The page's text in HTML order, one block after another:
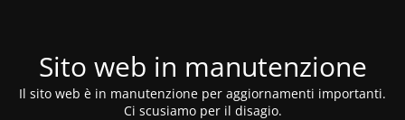
Sito web in manutenzione
Il sito web è in manutenzione per aggiornamenti importanti.
Ci scusiamo per il disagio.